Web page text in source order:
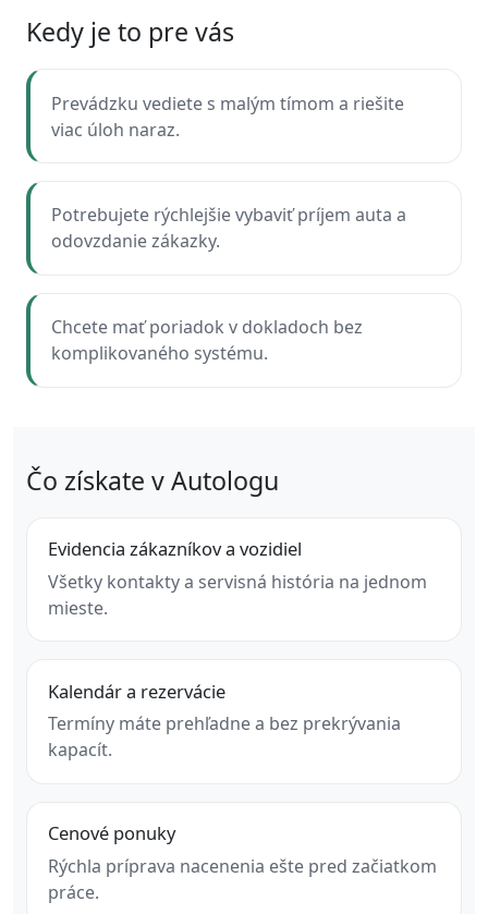
Kedy je to pre vás
Prevádzku vediete s malým tímom a riešite
viac úloh naraz.
Potrebujete rýchlejšie vybaviť príjem auta a
odovzdanie zákazky.
Chcete mať poriadok v dokladoch bez
komplikovaného systému.
Čo získate v Autologu
Evidencia zákazníkov a vozidiel
Všetky kontakty a servisná história na jednom
mieste.
Kalendár a rezervácie
Termíny máte prehľadne a bez prekrývania
kapacít.
Cenové ponuky
Rýchla príprava nacenenia ešte pred začiatkom
práce.